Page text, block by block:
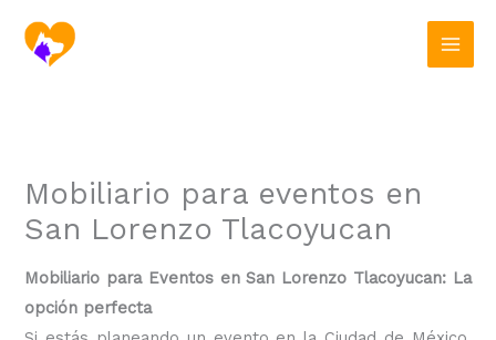
contenido
Mobiliario para eventos en
San Lorenzo Tlacoyucan
Mobiliario para Eventos en San Lorenzo Tlacoyucan: La
opción perfecta